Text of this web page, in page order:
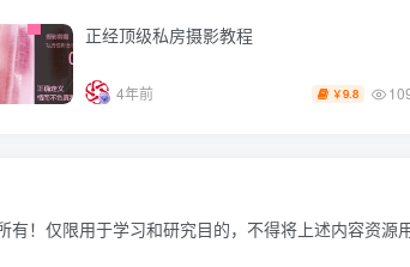
正经顶级私房摄影教程
4年前 ￥9.8
！仅限用于学习和研究目的，不得将上述内容资源